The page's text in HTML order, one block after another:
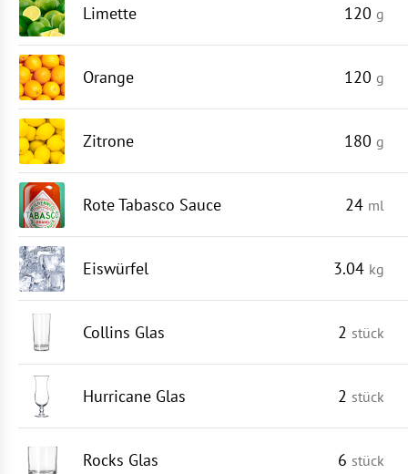
Limette 120 g
Orange 120 g
Zitrone 180 g
Rote Tabasco Sauce 24 ml
Eiswürfel 3.04 kg
Collins Glas 2 stück
Hurricane Glas 2 stück
Rocks Glas 6 stück